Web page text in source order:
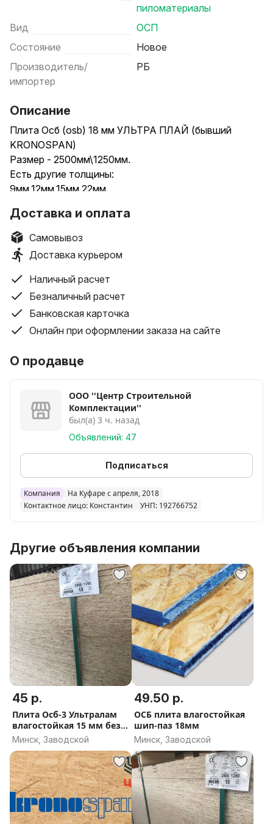
пиломатериалы
Вид
ОСП
Состояние
Новое
Производитель/
импортер
РБ
Описание
Плита Осб (osb) 18 мм УЛЬТРА ПЛАЙ (бывший
KRONOSPAN)
Размер - 2500мм\1250мм.
Есть другие толщины:
9мм,12мм,15мм,22мм.
Доставка по Беларуси
Доставка и оплата
Самовывоз
Доставка курьером
Наличный расчет
Безналичный расчет
Банковская карточка
Онлайн при оформлении заказа на сайте
О продавце
ООО ''Центр Строительной
Комплектации''
был(а) 3 ч. назад
Объявлений: 47
Подписаться
Компания
На Куфаре с апреля, 2018
Контактное лицо: Константин
УНП: 192766752
Другие объявления компании
45 р.
Плита Осб-3 Ультралам
влагостойкая 15 мм без
формальдегида
Минск, Заводской
49.50 р.
ОСБ плита влагостойкая
шип-паз 18мм
Минск, Заводской